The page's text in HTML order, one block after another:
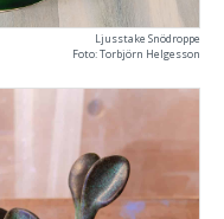
Ljusstake Snödroppe
Foto: Torbjörn Helgesson